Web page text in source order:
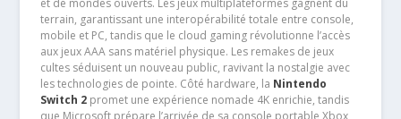
terrain, garantissant une interopérabilité totale entre console,
mobile et PC, tandis que le cloud gaming révolutionne l’accès
aux jeux AAA sans matériel physique. Les remakes de jeux
cultes séduisent un nouveau public, ravivant la nostalgie avec
les technologies de pointe. Côté hardware, la Nintendo
Switch 2promet une expérience nomade 4K enrichie, tandis
que Microsoft prépare l’arrivée de sa console portable Xbox